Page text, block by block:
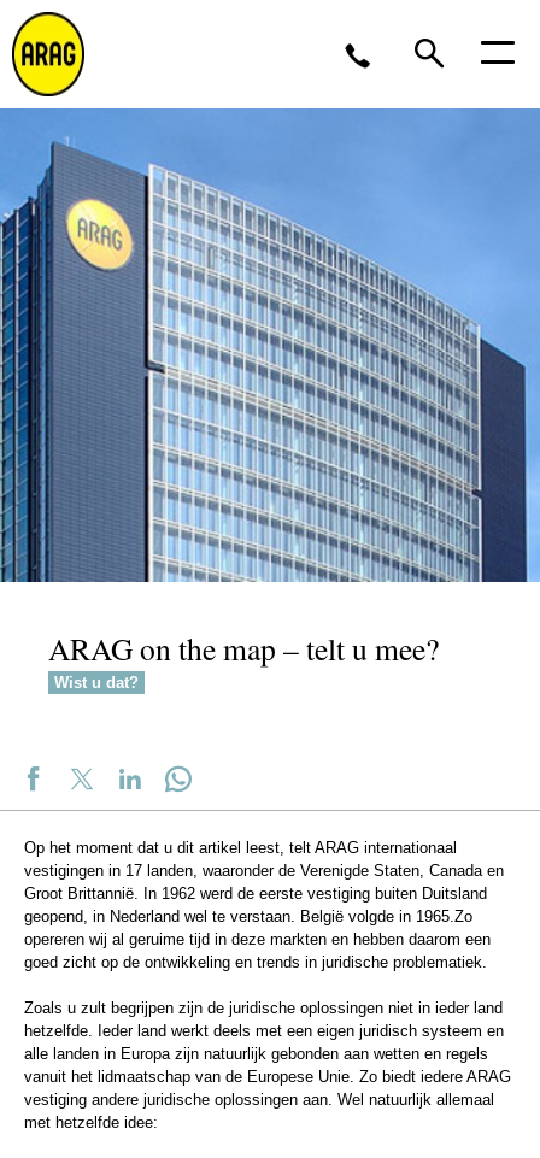
Ma/Do 9 – 17, Vr 9 – 16
02 643 12 11
ARAG on the map – telt u mee?
Wist u dat?
Op het moment dat u dit artikel leest, telt ARAG internationaal
vestigingen in 17 landen, waaronder de Verenigde Staten, Canada en
Groot Brittannië. In 1962 werd de eerste vestiging buiten Duitsland
geopend, in Nederland wel te verstaan. België volgde in 1965.Zo
opereren wij al geruime tijd in deze markten en hebben daarom een
goed zicht op de ontwikkeling en trends in juridische problematiek.
Zoals u zult begrijpen zijn de juridische oplossingen niet in ieder land
hetzelfde. Ieder land werkt deels met een eigen juridisch systeem en
alle landen in Europa zijn natuurlijk gebonden aan wetten en regels
vanuit het lidmaatschap van de Europese Unie. Zo biedt iedere ARAG
vestiging andere juridische oplossingen aan. Wel natuurlijk allemaal
met hetzelfde idee: